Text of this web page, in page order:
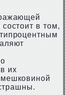
в том,
их